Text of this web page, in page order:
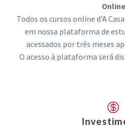
Online
Todos os cursos online d’A
em nossa plataforma de
acessados por três meses
O acesso à plataforma será

